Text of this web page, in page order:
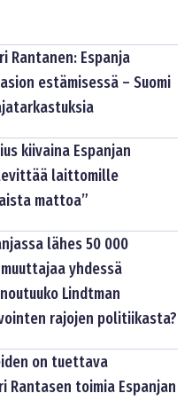
Rantanen: Espanja
estämisessä – Suomi
kiivaina Espanjan
levittää laittomille
mattoa”
lähes 50 000
yhdessä
Lindtman
rajojen politiikasta?
on tuettava
Rantasen toimia Espanjan